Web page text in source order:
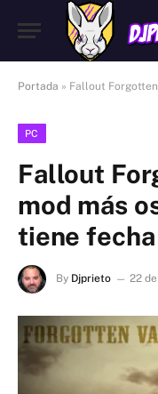
Portada » Fallout Forgotten
PC
Fallout
mod más
tiene
By Djprieto 22